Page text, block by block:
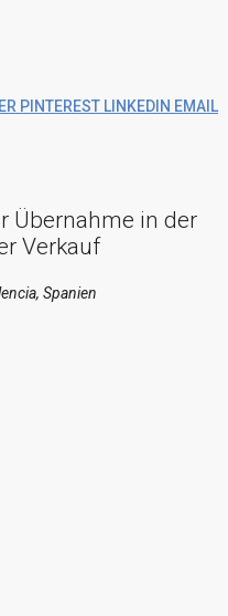
PINTEREST LINKEDIN EMAIL
Übernahme in der
Verkauf
Spanien